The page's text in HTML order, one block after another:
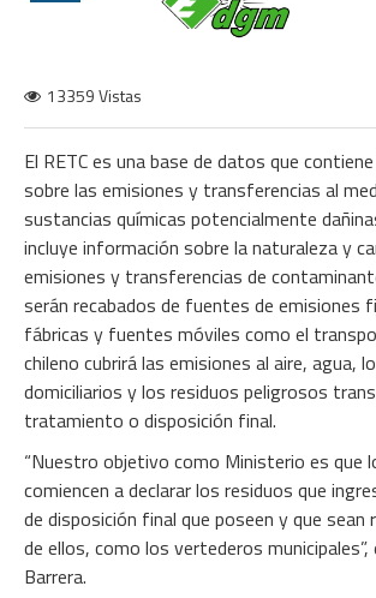
13359 Vistas
El RETC es una base de datos que
sobre las emisiones y transferencias al
sustancias químicas potencialmente
incluye información sobre la naturaleza y
emisiones y transferencias de
serán recabados de fuentes de emisiones
fábricas y fuentes móviles como el
chileno cubrirá las emisiones al aire, agua,
domiciliarios y los residuos peligrosos
tratamiento o disposición final.
“Nuestro objetivo como Ministerio es que
comiencen a declarar los residuos que
de disposición final que poseen y que sean
de ellos, como los vertederos
Barrera.